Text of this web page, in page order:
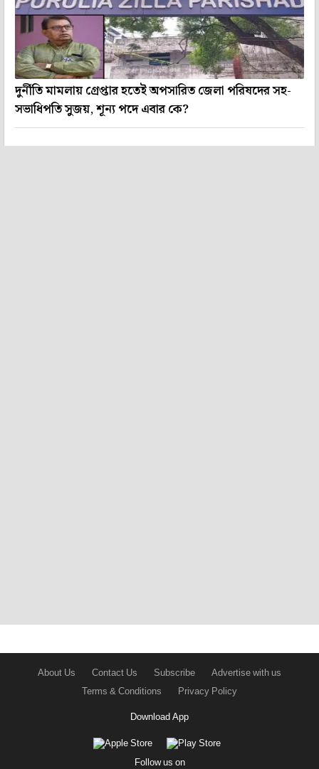
দুর্নীতি মামলায় গ্রেপ্তার হতেই অপসারিত জেলা পরিষদের সহ-
সভাধিপতি সুজয়, শূন্য পদে এবার কে?
About Us Contact Us Subscribe
Advertise with us
Terms & Conditions
Privacy Policy
Download App
Follow us on